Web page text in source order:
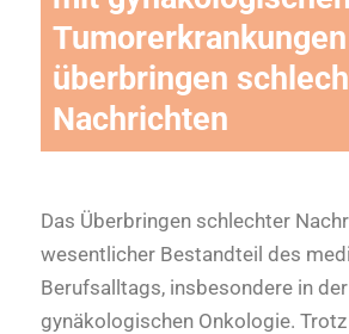
überbringen
Nachrichten
Das Überbringen schlechter
wesentlicher Bestandteil des
Berufsalltags, insbesondere in der
gynäkologischen Onkologie.